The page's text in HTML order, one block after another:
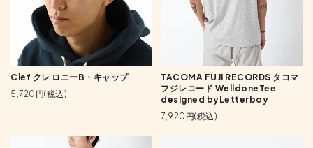
Clef クレ ロニーB・キャップ
5,720円(税込)
TACOMA FUJI RECORDS タコマ
フジレコード WelldoneTee
designed byLetterboy
7,920円(税込)